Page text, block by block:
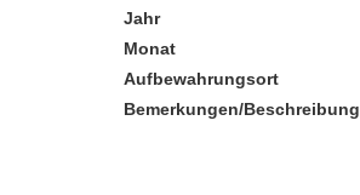
Jahr
Monat
Aufbewahrungsort
Bemerkungen/Beschreibung